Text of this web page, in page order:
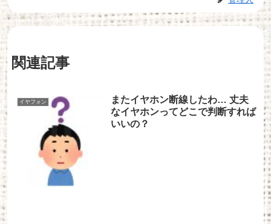
関連記事
イヤフォン
またイヤホン断線したわ… 丈夫
なイヤホンってどこで判断すれば
いいの？